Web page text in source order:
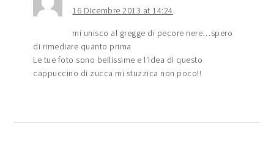
16 Dicembre 2013 at 14:24
mi unisco al gregge di pecore nere…spero
di rimediare quanto prima
Le tue foto sono bellissime e l'idea di questo
cappuccino di zucca mi stuzzica non poco!!